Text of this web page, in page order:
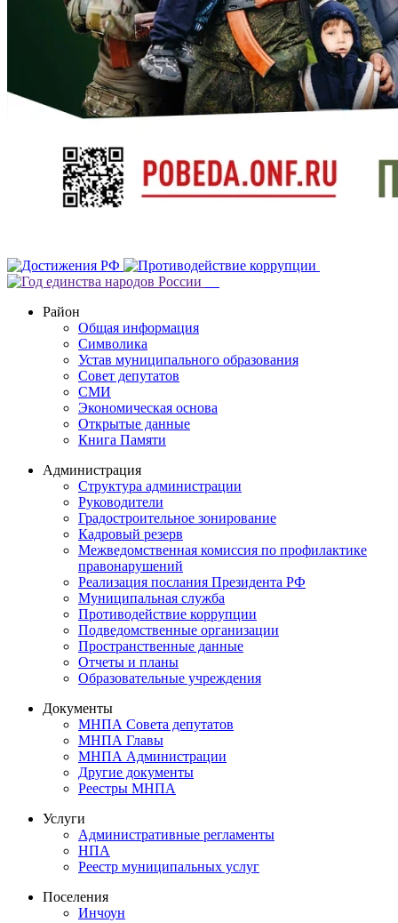
Район
Общая информация
Символика
Устав муниципального образования
Совет депутатов
СМИ
Экономическая основа
Открытые данные
Книга Памяти
Администрация
Структура администрации
Руководители
Градостроительное зонирование
Кадровый резерв
Межведомственная комиссия по профилактике
правонарушений
Реализация послания Президента РФ
Муниципальная служба
Противодействие коррупции
Подведомственные организации
Пространственные данные
Отчеты и планы
Образовательные учреждения
Документы
МНПА Совета депутатов
МНПА Главы
МНПА Администрации
Другие документы
Реестры МНПА
Услуги
Административные регламенты
НПА
Реестр муниципальных услуг
Поселения
Инчоун